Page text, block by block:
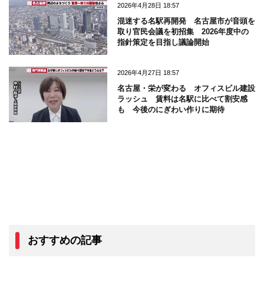
2026年4月28日 18:57
混迷する名駅再開発 名古屋市が音頭を
取り官民会議を初招集 2026年度中の
指針策定を目指し議論開始
2026年4月27日 18:57
名古屋・栄が変わる オフィスビル建設
ラッシュ 賃料は名駅に比べて割安感
も 今後のにぎわい作りに期待
おすすめの記事